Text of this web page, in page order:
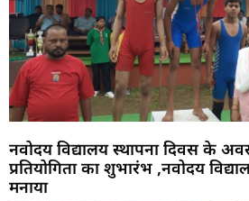
नवोदय विद्यालय स्थापना दिवस के
प्रतियोगिता का शुभारंभ ,नवोदय
मनाया